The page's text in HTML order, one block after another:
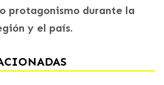
protagonismo durante la
y el país.